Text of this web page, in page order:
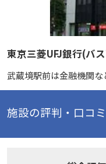
東京三菱UFJ銀行(バ
武蔵境駅前は金融機関な
施設の評判・口コミ